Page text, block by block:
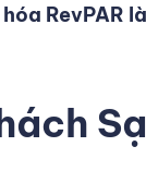
RevPAR